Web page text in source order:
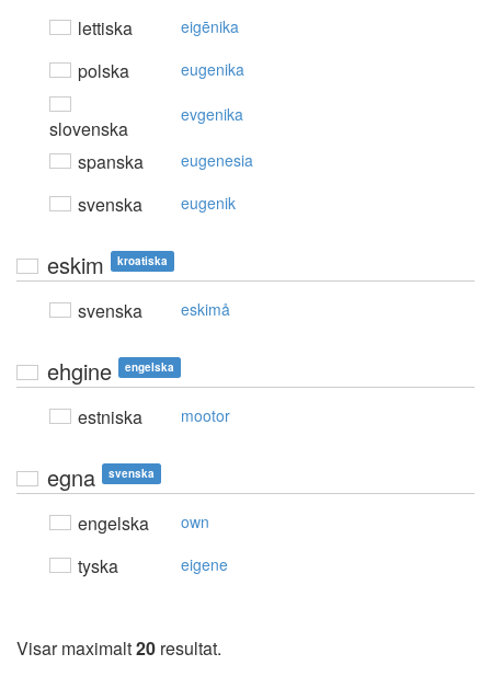
lettiska eigēnika
polska eugenika
slovenska
evgenika
spanska eugenesia
svenska eugenik
eskim kroatiska
svenska eskimå
ehgine engelska
estniska mootor
egna svenska
engelska own
tyska eigene
Visar maximalt20 resultat.